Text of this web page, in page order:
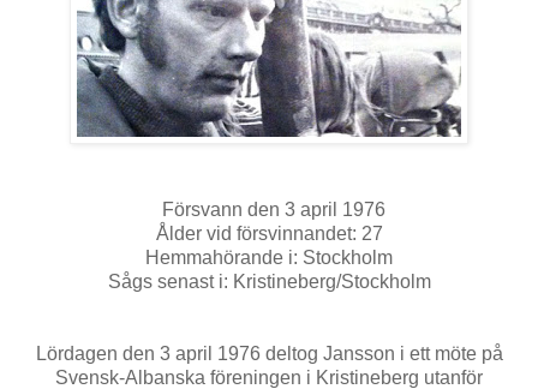
Försvann den 3 april 1976
Ålder vid försvinnandet: 27
Hemmahörande i: Stockholm
Sågs senast i: Kristineberg/Stockholm
Lördagen den 3 april 1976 deltog Jansson i ett möte på
Svensk-Albanska föreningen i Kristineberg utanför